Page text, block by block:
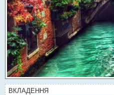
ВКЛАДЕННЯ